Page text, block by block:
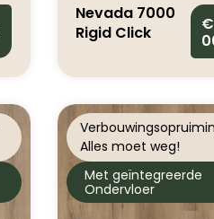
Nevada 7000
Rigid Click
Smoked
Alles moet weg!
Met geïntegreerde
Ondervloer